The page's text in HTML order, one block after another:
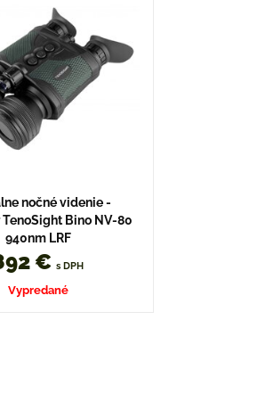
nočné videnie -
Bino NV-80
940nm LRF
€s DPH
Vypredané